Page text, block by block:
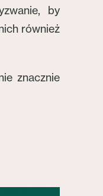
by
również
znacznie